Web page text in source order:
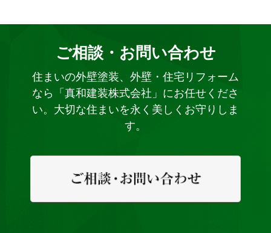
ご相談・お問い合わせ
住まいの外壁塗装、外壁・住宅リフォーム
なら「真和建装株式会社」にお任せくださ
い。大切な住まいを永く美しくお守りしま
す。